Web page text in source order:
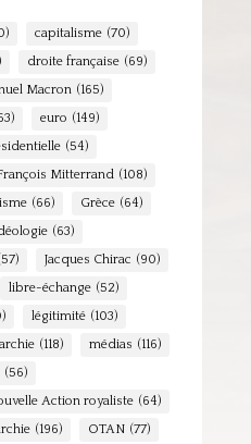
capitalisme (70)
droite française (69)
Macron (165)
euro (149)
(54)
Mitterrand (108)
(66) Grèce (64)
(63)
Jacques Chirac (90)
libre-échange (52)
légitimité (103)
(118) médias (116)
(56)
Action royaliste (64)
(196) OTAN (77)